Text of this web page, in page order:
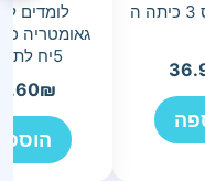
לומדים
גאומטריה
5יח לתלמיד
₪